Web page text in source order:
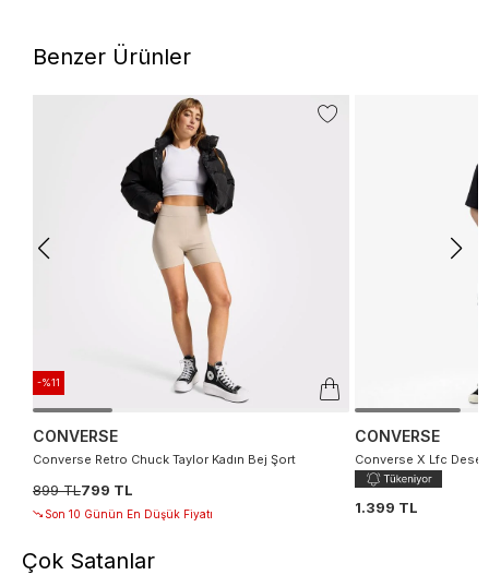
Benzer Ürünler
-%11
CONVERSE
Converse Retro Chuck Taylor Kadın Bej Şort
899 TL799 TL
Son 10 Günün En Düşük Fiyatı
CONVERSE
Converse X Lfc
1.399 TL
Çok Satanlar